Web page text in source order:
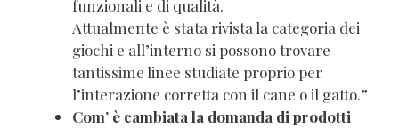
funzionali e di qualità.
Attualmente è stata rivista la categoria dei
giochi e all’interno si possono trovare
tantissime linee studiate proprio per
l’interazione corretta con il cane o il gatto.”
Com’ è cambiata la domanda di prodotti